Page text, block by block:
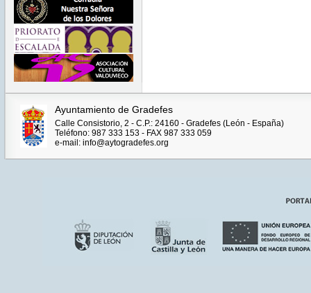
Ayuntamiento de Gradefes
Calle Consistorio, 2 - C.P.: 24160 - Gradefes (León - España)
Teléfono: 987 333 153 - FAX 987 333 059
e-mail: info@aytogradefes.org